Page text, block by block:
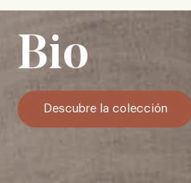
Bio
Descubre la colección